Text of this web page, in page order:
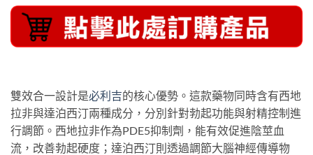
雙效合一設計是必利吉的核心優勢。這款藥物同時含有西地
拉非與達泊西汀兩種成分，分別針對勃起功能與射精控制進
行調節。西地拉非作為PDE5抑制劑，能有效促進陰莖血
流，改善勃起硬度；達泊西汀則透過調節大腦神經傳導物